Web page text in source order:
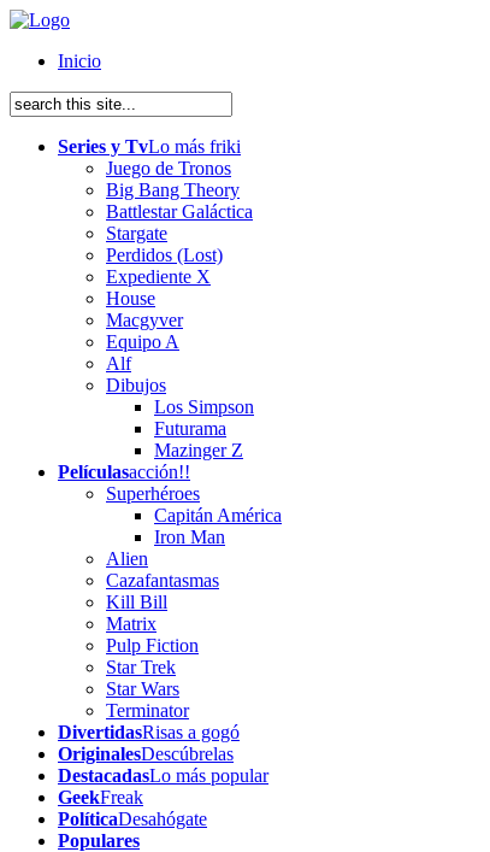
Inicio
Series y TvLo más friki
Juego de Tronos
Big Bang Theory
Battlestar Galáctica
Stargate
Perdidos (Lost)
Expediente X
House
Macgyver
Equipo A
Alf
Dibujos
Los Simpson
Futurama
Mazinger Z
Películasacción!!
Superhéroes
Capitán América
Iron Man
Alien
Cazafantasmas
Kill Bill
Matrix
Pulp Fiction
Star Trek
Star Wars
Terminator
DivertidasRisas a gogó
OriginalesDescúbrelas
DestacadasLo más popular
GeekFreak
PolíticaDesahógate
Populares